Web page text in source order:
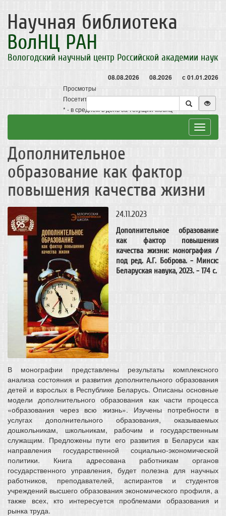
Научная библиотека
ВолНЦ РАН
Вологодский научный центр Российской академии наук
08.08.2026 08.2026 с 01.01.2026
Просмотры
Посетители
* - в среднем в день за текущий месяц
Toggle
Дополнительное
образование как фактор
повышения качества жизни
24.11.2023
Дополнительное образование
как фактор повышения
качества жизни: монография /
под ред. А.Г. Боброва. - Минск:
Беларуская навука, 2023. - 174 c.
В монографии представлены результаты комплексного
анализа состояния и развития дополнительного образования
детей и взрослых в Республике Беларусь. Описаны основные
модели дополнительного образования как части процесса
«образования через всю жизнь». Изучены потребности в
услугах дополнительного образования, оказываемых
дошкольникам, школьникам, рабочим и государственным
служащим. Предложены пути его развития в Беларуси как
направления государственной социально-экономической
политики. Книга адресована работникам органов
государственного управления, будет полезна для научных
работников, преподавателей, аспирантов и студентов
учреждений высшего образования экономического профиля, а
также всех, кто интересуется проблемами образования и
рынка труда.